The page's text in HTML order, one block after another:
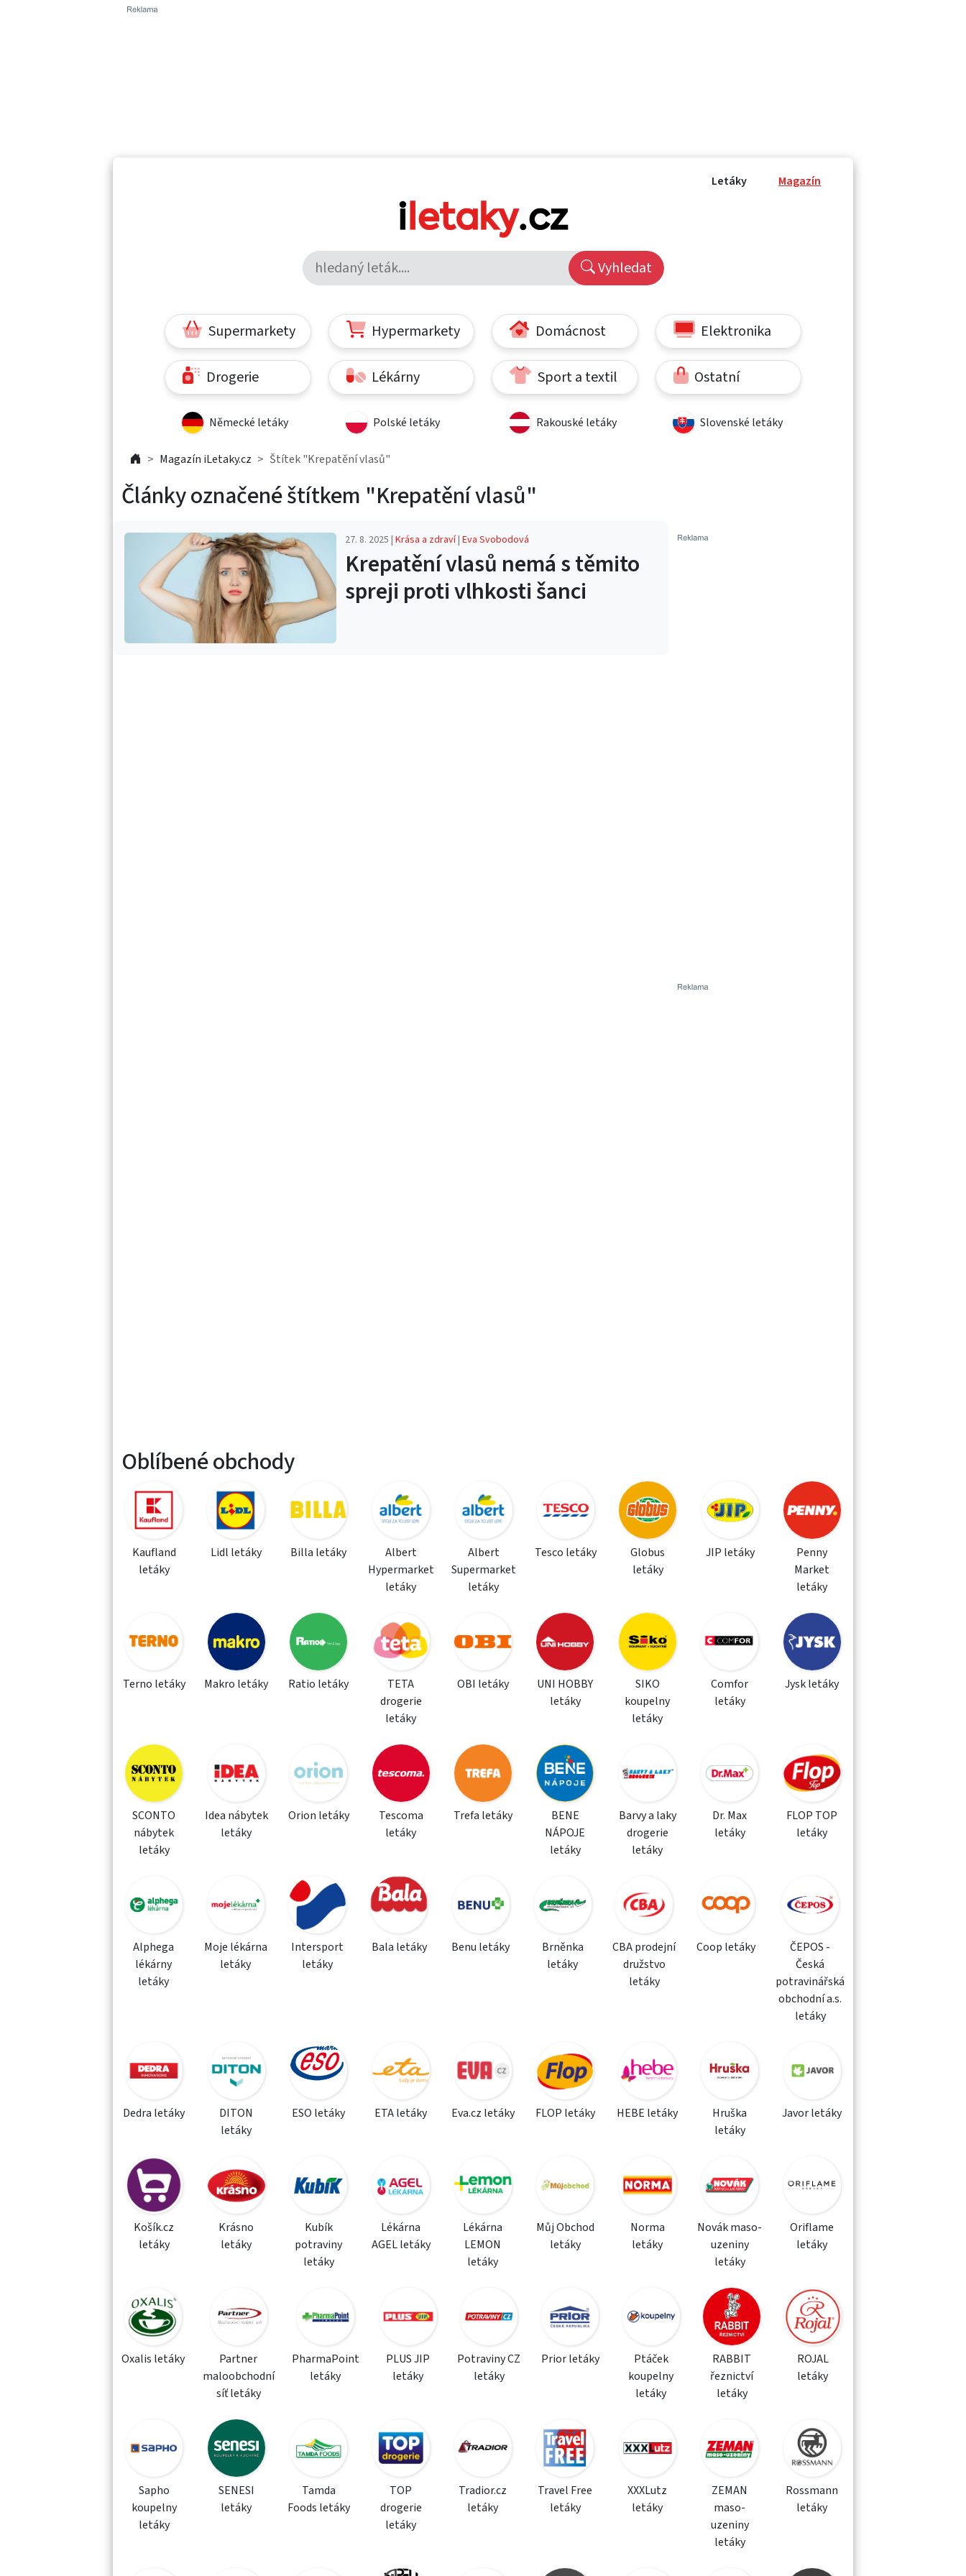
Letáky Magazín
Vyhledat
Supermarkety Hypermarkety Domácnost Elektronika
Drogerie Lékárny Sport a textil Ostatní
Německé letáky Polské letáky Rakouské letáky Slovenské letáky
Magazín iLetaky.cz Štítek "Krepatění vlasů"
Články označené štítkem "Krepatění vlasů"
27. 8. 2025 | Krása a zdraví| Eva Svobodová
Krepatění vlasů nemá s těmito
spreji proti vlhkosti šanci
Oblíbené obchody
Kaufland
letáky
Lidl letáky Billa letáky
Albert
Hypermarket
letáky
Albert
Supermarket
letáky
Tesco letáky
Globus
letáky
JIP letáky
Penny
Market
letáky
Terno letáky Makro letáky Ratio letáky
TETA
drogerie
letáky
OBI letáky
UNI HOBBY
letáky
SIKO
koupelny
letáky
Comfor
letáky
Jysk letáky
SCONTO
nábytek
letáky
Idea nábytek
letáky
Orion letáky
Tescoma
letáky
Trefa letáky
BENE
NÁPOJE
letáky
Barvy a laky
drogerie
letáky
Dr. Max
letáky
FLOP TOP
letáky
Alphega
lékárny
letáky
Moje lékárna
letáky
Intersport
letáky
Bala letáky Benu letáky
Brněnka
letáky
CBA prodejní
družstvo
letáky
Coop letáky
ČEPOS -
Česká
potravinářská
obchodní a.s.
letáky
Dedra letáky
DITON
letáky
ESO letáky ETA letáky Eva.cz letáky FLOP letáky HEBE letáky
Hruška
letáky
Javor letáky
Košík.cz
letáky
Krásno
letáky
Kubík
potraviny
letáky
Lékárna
AGEL letáky
Lékárna
LEMON
letáky
Můj Obchod
letáky
Norma
letáky
Novák maso-
uzeniny
letáky
Oriflame
letáky
Oxalis letáky
Partner
maloobchodní
síť letáky
PharmaPoint
letáky
PLUS JIP
letáky
Potraviny CZ
letáky
Prior letáky
Ptáček
koupelny
letáky
RABBIT
řeznictví
letáky
ROJAL
letáky
Sapho
koupelny
letáky
SENESI
letáky
Tamda
Foods letáky
TOP
drogerie
letáky
Tradior.cz
letáky
Travel Free
letáky
XXXLutz
letáky
ZEMAN
maso-
uzeniny
letáky
Rossmann
letáky